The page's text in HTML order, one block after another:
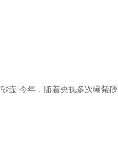
壶.今年，随着央视多次曝紫砂